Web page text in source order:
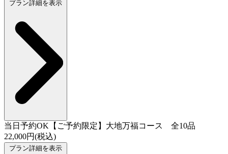
当日予約OK【ご予約限定】大地万福コース 全10品
22,000円(税込)